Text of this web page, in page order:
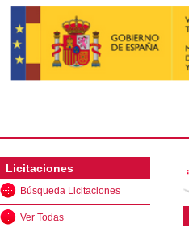
Licitaciones
Búsqueda Licitaciones
Ver Todas